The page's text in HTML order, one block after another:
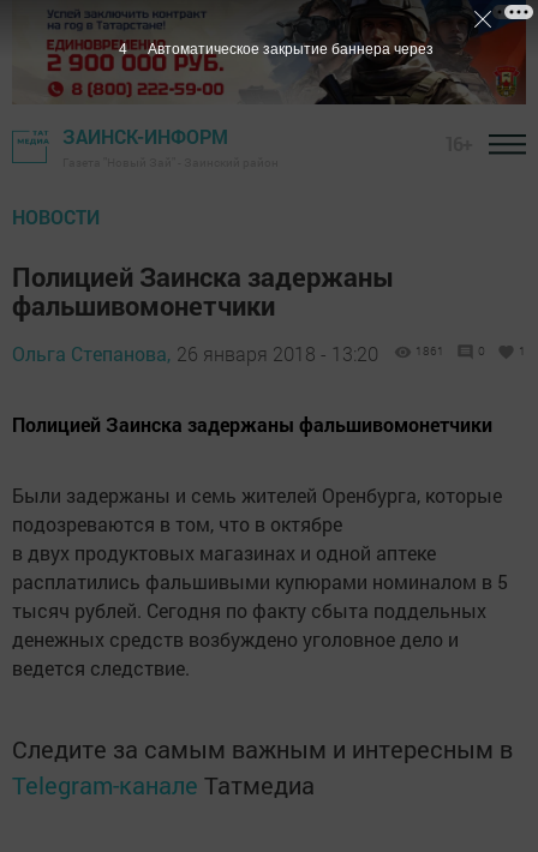
ЗАИНСК-ИНФОРМ
НОВОСТИ
Полицией Заинска задержаны
фальшивомонетчики
Ольга Степанова, 26 января 2018 - 13:20 1861 0 1
Полицией Заинска задержаны фальшивомонетчики
Были задержаны и семь жителей Оренбурга, которые
подозреваются в том, что в октябре
в двух продуктовых магазинах и одной аптеке
расплатились фальшивыми купюрами номиналом в 5
тысяч рублей. Сегодня по факту сбыта поддельных
денежных средств возбуждено уголовное дело и
ведется следствие.
Следите за самым важным и интересным в
Telegram-канале Татмедиа
3 Автоматическое закрытие баннера через